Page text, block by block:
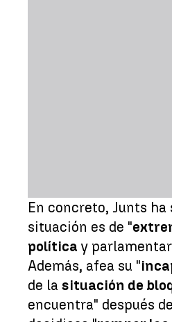
En concreto, Junts ha
situación es de "
política y
Además, afea su "
de la situación de
encuentra" después